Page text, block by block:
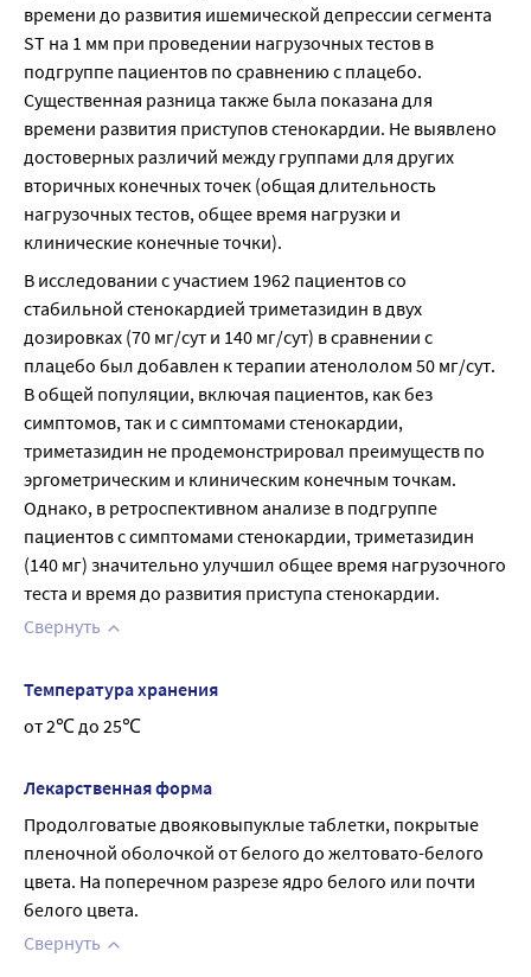
времени до развития ишемической депрессии сегмента
ST на 1 мм при проведении нагрузочных тестов в
подгруппе пациентов по сравнению с плацебо.
Существенная разница также была показана для
времени развития приступов стенокардии. Не выявлено
достоверных различий между группами для других
вторичных конечных точек (общая длительность
нагрузочных тестов, общее время нагрузки и
клинические конечные точки).
В исследовании с участием 1962 пациентов со
стабильной стенокардией триметазидин в двух
дозировках (70 мг/сут и 140 мг/сут) в сравнении с
плацебо был добавлен к терапии атенололом 50 мг/сут.
В общей популяции, включая пациентов, как без
симптомов, так и с симптомами стенокардии,
триметазидин не продемонстрировал преимуществ по
эргометрическим и клиническим конечным точкам.
Однако, в ретроспективном анализе в подгруппе
пациентов с симптомами стенокардии, триметазидин
(140 мг) значительно улучшил общее время нагрузочного
теста и время до развития приступа стенокардии.
Свернуть
Температура хранения
от 2℃ до 25℃
Лекарственная форма
Продолговатые двояковыпуклые таблетки, покрытые
пленочной оболочкой от белого до желтовато-белого
цвета. На поперечном разрезе ядро белого или почти
белого цвета.
Свернуть